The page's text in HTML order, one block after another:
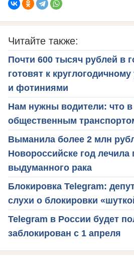
Читайте также:
Почти 600 тысяч рублей в
готовят к
и фотиниями
Нам нужны водители: что
общественным
Выманила более 2 млн
Новороссийске год лечила
выдуманного рака
Блокировка Telegram:
слухи о блокировки
Telegram в России будет
заблокирован с 1 апреля